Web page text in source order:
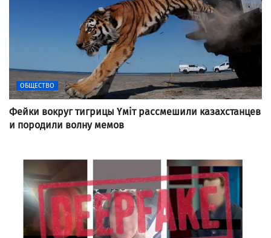
ОБЩЕСТВО
Фейки вокруг тигрицы Үміт рассмешили казахстанцев
и породили волну мемов